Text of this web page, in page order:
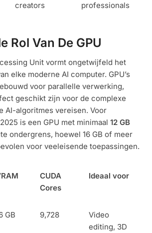
creators
professionals
Rol Van De GPU
Unit vormt ongetwijfeld het
elke moderne AI computer. GPU’s
voor parallelle verwerking,
geschikt zijn voor de complexe
AI-algoritmes vereisen. Voor
is een GPU met minimaal 12 GB
ondergrens, hoewel 16 GB of meer
voor veeleisende toepassingen.
CUDA
Cores
Ideaal voor
GB 9,728
Video
editing, 3D